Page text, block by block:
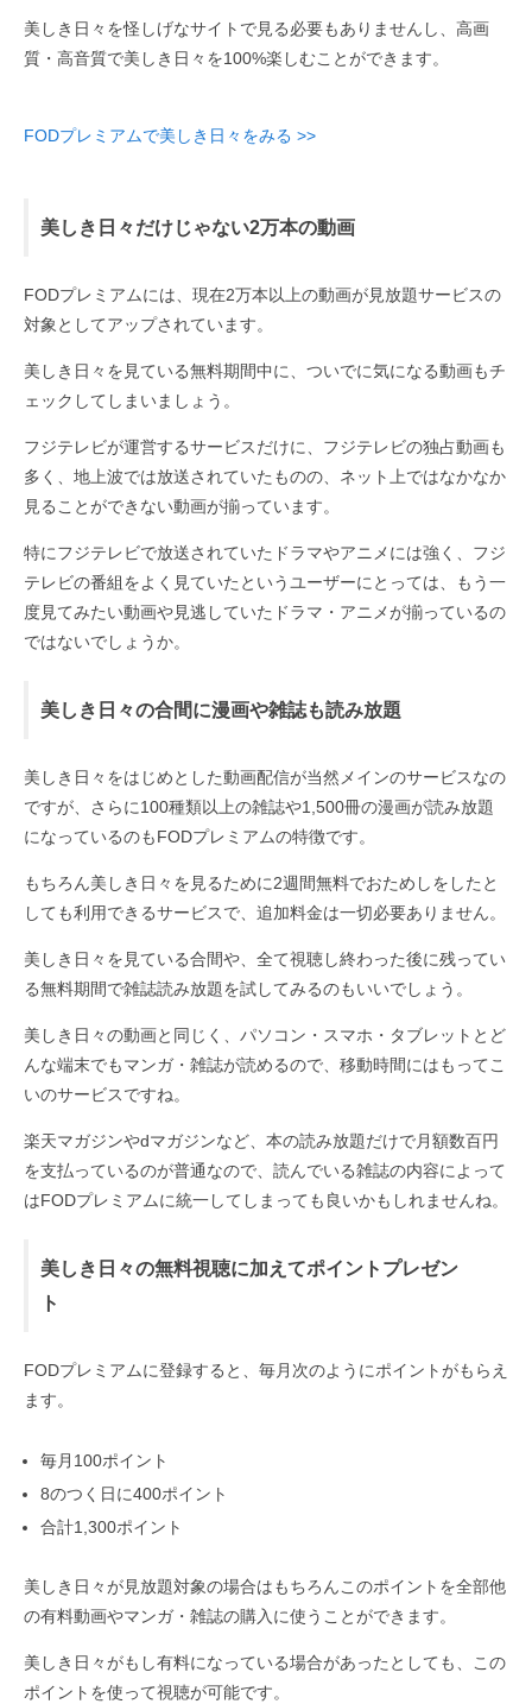
美しき日々を怪しげなサイトで見る必要もありませんし、高画
質・高音質で美しき日々を100%楽しむことができます。
FODプレミアムで美しき日々をみる >>
美しき日々だけじゃない2万本の動画
FODプレミアムには、現在2万本以上の動画が見放題サービスの
対象としてアップされています。
美しき日々を見ている無料期間中に、ついでに気になる動画もチ
ェックしてしまいましょう。
フジテレビが運営するサービスだけに、フジテレビの独占動画も
多く、地上波では放送されていたものの、ネット上ではなかなか
見ることができない動画が揃っています。
特にフジテレビで放送されていたドラマやアニメには強く、フジ
テレビの番組をよく見ていたというユーザーにとっては、もう一
度見てみたい動画や見逃していたドラマ・アニメが揃っているの
ではないでしょうか。
美しき日々の合間に漫画や雑誌も読み放題
美しき日々をはじめとした動画配信が当然メインのサービスなの
ですが、さらに100種類以上の雑誌や1,500冊の漫画が読み放題
になっているのもFODプレミアムの特徴です。
もちろん美しき日々を見るために2週間無料でおためしをしたと
しても利用できるサービスで、追加料金は一切必要ありません。
美しき日々を見ている合間や、全て視聴し終わった後に残ってい
る無料期間で雑誌読み放題を試してみるのもいいでしょう。
美しき日々の動画と同じく、パソコン・スマホ・タブレットとど
んな端末でもマンガ・雑誌が読めるので、移動時間にはもってこ
いのサービスですね。
楽天マガジンやdマガジンなど、本の読み放題だけで月額数百円
を支払っているのが普通なので、読んでいる雑誌の内容によって
はFODプレミアムに統一してしまっても良いかもしれませんね。
美しき日々の無料視聴に加えてポイントプレゼン
ト
FODプレミアムに登録すると、毎月次のようにポイントがもらえ
ます。
毎月100ポイント
8のつく日に400ポイント
合計1,300ポイント
美しき日々が見放題対象の場合はもちろんこのポイントを全部他
の有料動画やマンガ・雑誌の購入に使うことができます。
美しき日々がもし有料になっている場合があったとしても、この
ポイントを使って視聴が可能です。